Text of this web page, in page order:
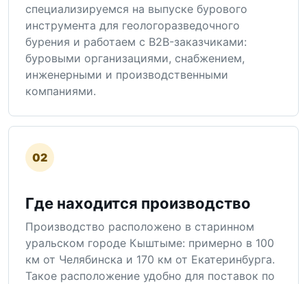
специализируемся на выпуске бурового
инструмента для геологоразведочного
бурения и работаем с B2B-заказчиками:
буровыми организациями, снабжением,
инженерными и производственными
компаниями.
02
Где находится производство
Производство расположено в старинном
уральском городе Кыштыме: примерно в 100
км от Челябинска и 170 км от Екатеринбурга.
Такое расположение удобно для поставок по